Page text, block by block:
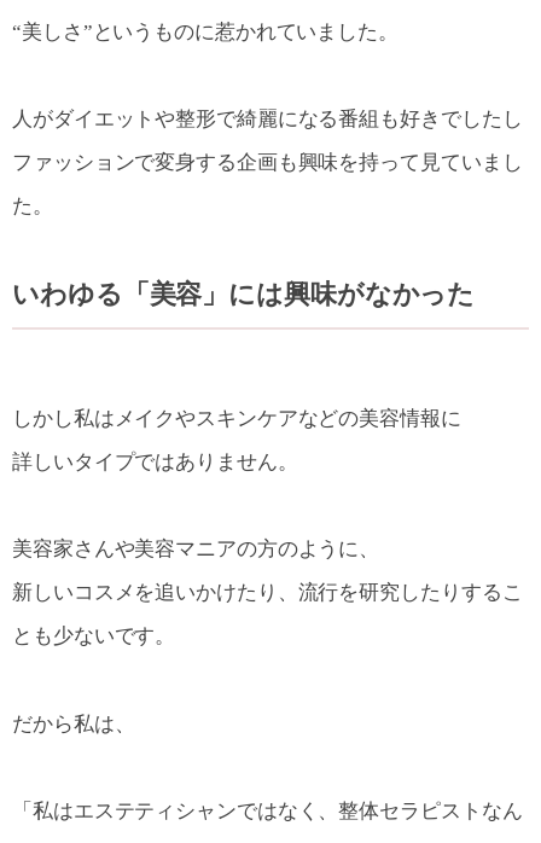
“美しさ”というものに惹かれていました。
人がダイエットや整形で綺麗になる番組も好きでしたし
ファッションで変身する企画も興味を持って見ていまし
た。
いわゆる「美容」には興味がなかった
しかし私はメイクやスキンケアなどの美容情報に
詳しいタイプではありません。
美容家さんや美容マニアの方のように、
新しいコスメを追いかけたり、流行を研究したりするこ
とも少ないです。
だから私は、
「私はエステティシャンではなく、整体セラピストなん